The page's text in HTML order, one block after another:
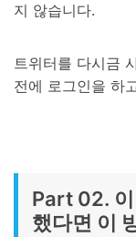
지 않습니다.
트위터를 다시금
전에 로그인을 하
Part 02. 이
했다면 이